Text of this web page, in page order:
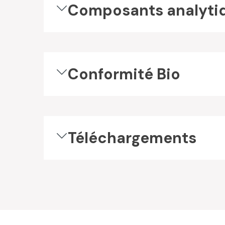
Composants
Conformité Bio
Téléchargements